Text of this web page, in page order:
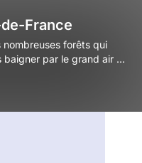
France
forêts qui
par le grand air de